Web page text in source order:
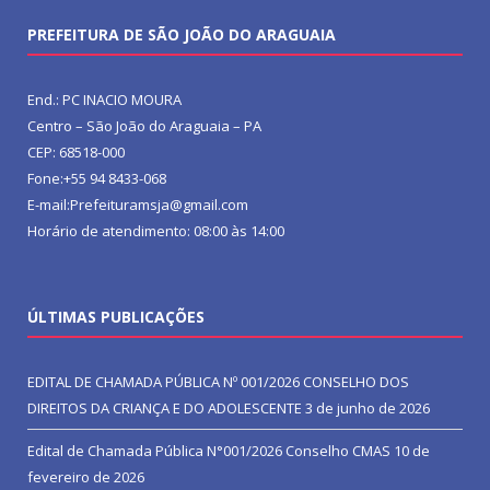
PREFEITURA DE SÃO JOÃO DO ARAGUAIA
End.: PC INACIO MOURA
Centro – São João do Araguaia – PA
CEP: 68518-000
Fone:+55 94 8433-068
E-mail:Prefeituramsja@gmail.com
Horário de atendimento: 08:00 às 14:00
ÚLTIMAS PUBLICAÇÕES
EDITAL DE CHAMADA PÚBLICA Nº 001/2026 CONSELHO DOS
DIREITOS DA CRIANÇA E DO ADOLESCENTE 3 de junho de 2026
Edital de Chamada Pública N°001/2026 Conselho CMAS 10 de
fevereiro de 2026